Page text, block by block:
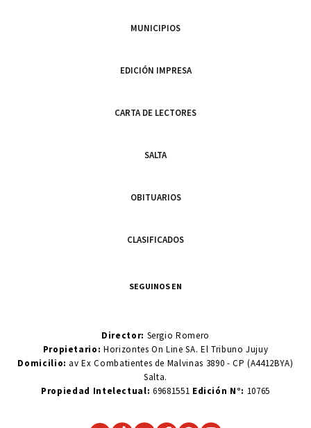
MUNICIPIOS
EDICIÓN IMPRESA
CARTA DE LECTORES
SALTA
OBITUARIOS
CLASIFICADOS
SEGUINOS EN
Director: Sergio Romero
Propietario:Horizontes On Line SA. El Tribuno Jujuy
Domicilio: av Ex Combatientes de Malvinas 3890 - CP (A4412BYA)
Salta.
Propiedad Intelectual: 69681551 Edición N°: 10765